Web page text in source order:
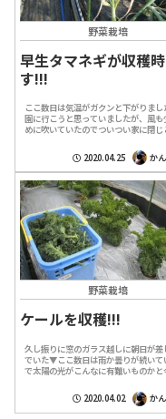
野菜栽培
早生タマネギが収穫
す!!!
ここ数日は気温がガクンと下がりま
園に行こうと思っていましたが、風も
めに吹いていたのでついつい家に閉じ
痒いだけでなく喉まで炎症を起こして
2020.04.25 か
野菜栽培
ケールを収穫!!!
久し振りに窓のガラス越しに朝日が差
でいた▼ここ数日は雨か曇りが続いて
で太陽の光がこんなに有難いものかと
てみたら風が少し吹いており、気温も
2020.04.02 か